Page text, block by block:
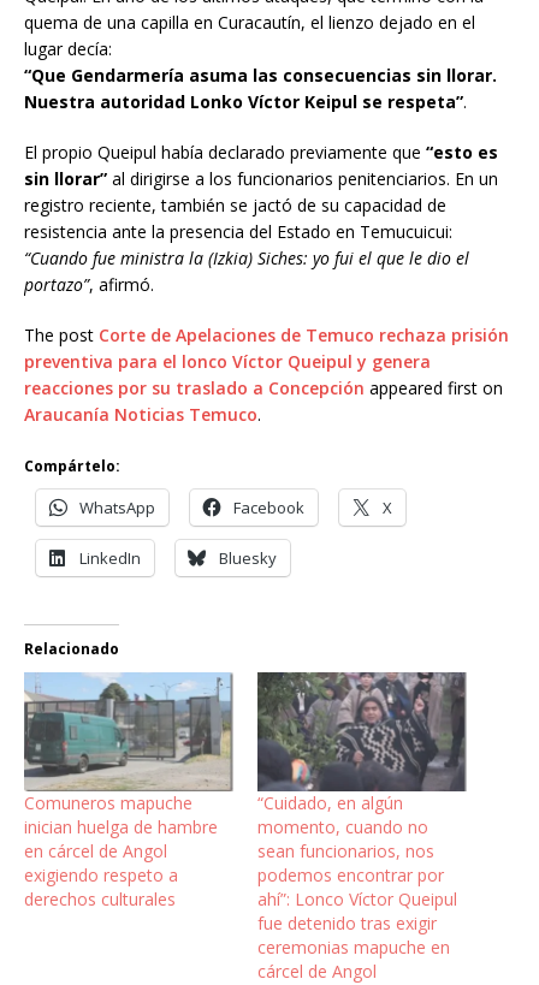
quema de una capilla en Curacautín, el lienzo dejado en el
lugar decía:
“Que Gendarmería asuma las consecuencias sin llorar.
Nuestra autoridad Lonko Víctor Keipul se respeta”.
El propio Queipul había declarado previamente que “esto es
sin llorar” al dirigirse a los funcionarios penitenciarios. En un
registro reciente, también se jactó de su capacidad de
resistencia ante la presencia del Estado en Temucuicui:
“Cuando fue ministra la (Izkia) Siches: yo fui el que le dio el
portazo”, afirmó.
The post Corte de Apelaciones de Temuco rechaza prisión
preventiva para el lonco Víctor Queipul y genera
reacciones por su traslado a Concepción appeared first on
Araucanía Noticias Temuco.
Compártelo:
WhatsApp Facebook X
LinkedIn Bluesky
Relacionado
Comuneros mapuche
inician huelga de hambre
en cárcel de Angol
exigiendo respeto a
derechos culturales
“Cuidado, en algún
momento, cuando no
sean funcionarios, nos
podemos encontrar por
ahí”: Lonco Víctor Queipul
fue detenido tras exigir
ceremonias mapuche en
cárcel de Angol